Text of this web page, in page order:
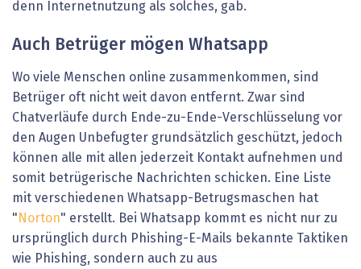
denn Internetnutzung als solches, gab.
Auch Betrüger mögen Whatsapp
Wo viele Menschen online zusammenkommen, sind
Betrüger oft nicht weit davon entfernt. Zwar sind
Chatverläufe durch Ende-zu-Ende-Verschlüsselung vor
den Augen Unbefugter grundsätzlich geschützt, jedoch
können alle mit allen jederzeit Kontakt aufnehmen und
somit betrügerische Nachrichten schicken. Eine Liste
mit verschiedenen Whatsapp-Betrugsmaschen hat
" Norton" erstellt. Bei Whatsapp kommt es nicht nur zu
ursprünglich durch Phishing-E-Mails bekannte Taktiken
wie Phishing, sondern auch zu aus